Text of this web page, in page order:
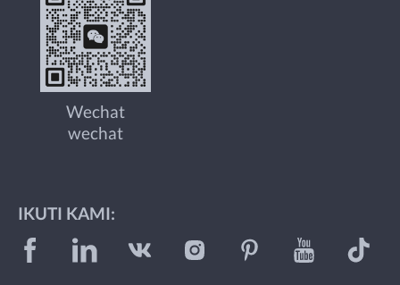
Wechat
wechat
IKUTI KAMI: